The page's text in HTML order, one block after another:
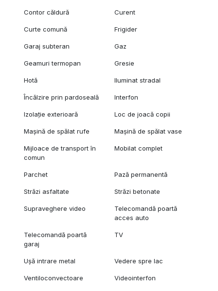
Contor căldură Curent
Curte comună Frigider
Garaj subteran Gaz
Geamuri termopan Gresie
Hotă Iluminat stradal
Încălzire prin pardoseală Interfon
Izolație exterioară Loc de joacă copii
Mașină de spălat rufe Mașină de spălat vase
Mijloace de transport în
comun
Mobilat complet
Parchet Pază permanentă
Străzi asfaltate Străzi betonate
Supraveghere video
Telecomandă poartă
acces auto
Telecomandă poartă
garaj
TV
Ușă intrare metal Vedere spre lac
Ventiloconvectoare Videointerfon